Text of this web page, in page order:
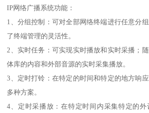
IP网络广播系统功能：
1、分组控制：可对全部网络终端进行任意分
了终端管理的灵活性。
2、实时任务：可实现实时播放和实时采播；
体库的内容和外部音源的实时采集播放。
3、定时打铃：在特定的时间和特定的地方响
多种方案。
4、定时采播放：在特定时间内采集特定的